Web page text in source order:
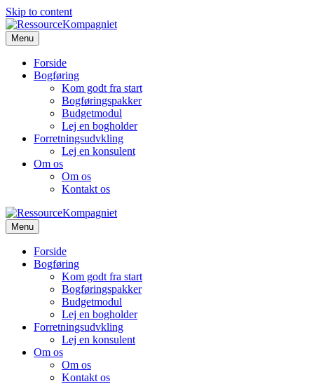
Skip to content
Menu
Forside
Bogføring
Kom godt fra start
Bogføringspakker
Budgetmodul
Lej en bogholder
Forretningsudvkling
Lej en konsulent
Om os
Om os
Kontakt os
Menu
Forside
Bogføring
Kom godt fra start
Bogføringspakker
Budgetmodul
Lej en bogholder
Forretningsudvkling
Lej en konsulent
Om os
Om os
Kontakt os